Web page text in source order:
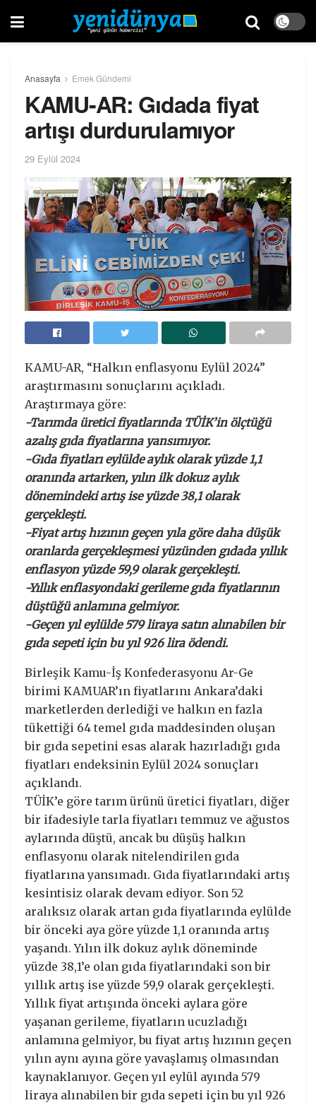
Anasayfa Emek Gündemi
KAMU-AR: Gıdada fiyat
artışı durdurulamıyor
29 Eylül 2024
KAMU-AR, “Halkın enflasyonu Eylül 2024”
araştırmasını sonuçlarını açıkladı.
Araştırmaya göre:
-Tarımda üretici fiyatlarında TÜİK’in ölçtüğü
azalış gıda fiyatlarına yansımıyor.
-Gıda fiyatları eylülde aylık olarak yüzde 1,1
oranında artarken, yılın ilk dokuz aylık
dönemindeki artış ise yüzde 38,1 olarak
gerçekleşti.
-Fiyat artış hızının geçen yıla göre daha düşük
oranlarda gerçekleşmesi yüzünden gıdada yıllık
enflasyon yüzde 59,9 olarak gerçekleşti.
-Yıllık enflasyondaki gerileme gıda fiyatlarının
düştüğü anlamına gelmiyor.
-Geçen yıl eylülde 579 liraya satın alınabilen bir
gıda sepeti için bu yıl 926 lira ödendi.
Birleşik Kamu-İş Konfederasyonu Ar-Ge
birimi KAMUAR’ın fiyatlarını Ankara’daki
marketlerden derlediği ve halkın en fazla
tükettiği 64 temel gıda maddesinden oluşan
bir gıda sepetini esas alarak hazırladığı gıda
fiyatları endeksinin Eylül 2024 sonuçları
açıklandı.
TÜİK’e göre tarım ürünü üretici fiyatları, diğer
bir ifadesiyle tarla fiyatları temmuz ve ağustos
aylarında düştü, ancak bu düşüş halkın
enflasyonu olarak nitelendirilen gıda
fiyatlarına yansımadı. Gıda fiyatlarındaki artış
kesintisiz olarak devam ediyor. Son 52
aralıksız olarak artan gıda fiyatlarında eylülde
bir önceki aya göre yüzde 1,1 oranında artış
yaşandı. Yılın ilk dokuz aylık döneminde
yüzde 38,1’e olan gıda fiyatlarındaki son bir
yıllık artış ise yüzde 59,9 olarak gerçekleşti.
Yıllık fiyat artışında önceki aylara göre
yaşanan gerileme, fiyatların ucuzladığı
anlamına gelmiyor, bu fiyat artış hızının geçen
yılın aynı ayına göre yavaşlamış olmasından
kaynaklanıyor. Geçen yıl eylül ayında 579
liraya alınabilen bir gıda sepeti için bu yıl 926